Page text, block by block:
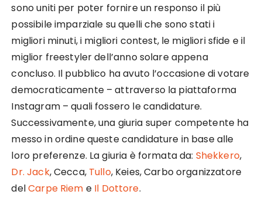
sono uniti per poter fornire un responso il più
possibile imparziale su quelli che sono stati i
migliori minuti, i migliori contest, le migliori sfide e il
miglior freestyler dell’anno solare appena
concluso. Il pubblico ha avuto l’occasione di votare
democraticamente – attraverso la piattaforma
Instagram – quali fossero le candidature.
Successivamente, una giuria super competente ha
messo in ordine queste candidature in base alle
loro preferenze. La giuria è formata da: Shekkero,
Dr. Jack, Cecca, Tullo, Keies, Carbo organizzatore
delCarpe Riem e Il Dottore.